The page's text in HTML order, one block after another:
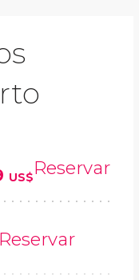
US$Reservar
Reservar